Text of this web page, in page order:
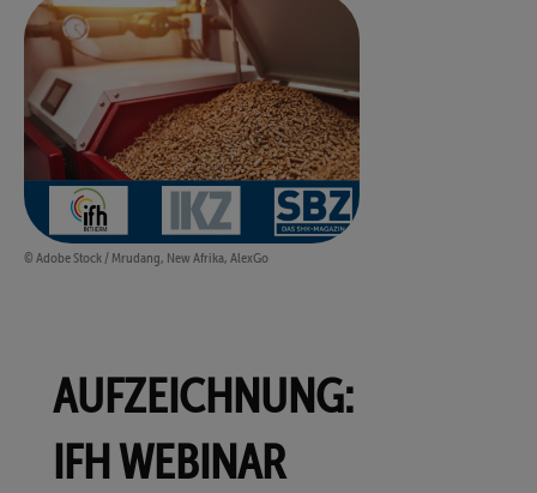
© Adobe Stock / Mrudang, New Afrika, AlexGo
AUFZEICHNUNG:
IFH WEBINAR
Magazin
Kontakt
FAQs